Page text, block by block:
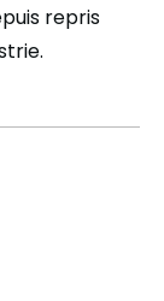
repris